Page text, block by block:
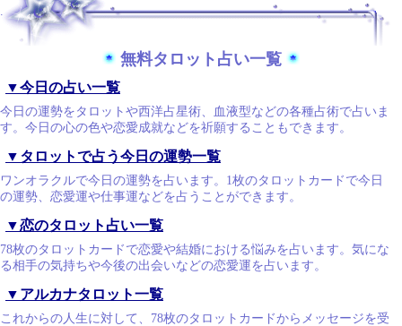
無料タロット占い一覧
▼今日の占い一覧
今日の運勢をタロットや西洋占星術、血液型などの各種占術で占いま
す。今日の心の色や恋愛成就などを祈願することもできます。
▼タロットで占う今日の運勢一覧
ワンオラクルで今日の運勢を占います。1枚のタロットカードで今日
の運勢、恋愛運や仕事運などを占うことができます。
▼恋のタロット占い一覧
78枚のタロットカードで恋愛や結婚における悩みを占います。気にな
る相手の気持ちや今後の出会いなどの恋愛運を占います。
▼アルカナタロット一覧
これからの人生に対して、78枚のタロットカードからメッセージを受